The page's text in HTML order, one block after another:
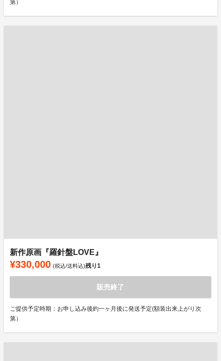
第）
新作原画『羅針盤LOVE』
¥330,000 (税込/送料込)残り1
販売終了
ご提供予定時期：お申し込み後約一ヶ月後に発送予定(額装出来上がり次
第）